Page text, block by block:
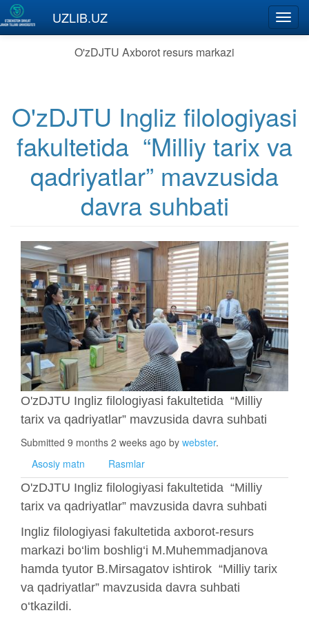
Skip to main content
UZLIB.UZ
O'zDJTU Axborot resurs markazi
O'zDJTU Ingliz filologiyasi
fakultetida “Milliy tarix va
qadriyatlar” mavzusida
davra suhbati
O'zDJTU Ingliz filologiyasi fakultetida “Milliy
tarix va qadriyatlar” mavzusida davra suhbati
Submitted 9 months 2 weeks ago by webster.
Asosiy matn
Rasmlar
O'zDJTU Ingliz filologiyasi fakultetida “Milliy
tarix va qadriyatlar” mavzusida davra suhbati
Ingliz filologiyasi fakultetida axborot-resurs
markazi bo‘lim boshlig‘i M.Muhemmadjanova
hamda tyutor B.Mirsagatov ishtirok “Milliy tarix
va qadriyatlar” mavzusida davra suhbati
o‘tkazildi.